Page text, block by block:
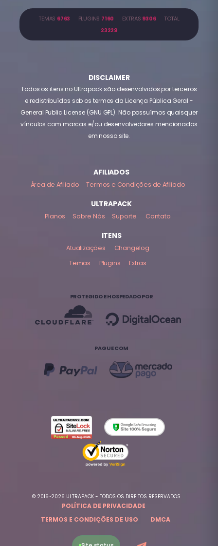
TEMAS 6763 PLUGINS 7160 EXTRAS 9306TOTAL
23229
DISCLAIMER
Todos os itens no Ultrapack são desenvolvidos por terceiros
e redistribuídos sob os termos da Licença Pública Geral -
General Public License (GNU GPL). Não possuímos quaisquer
vínculos com marcas e/ou desenvolvedores mencionados
em nosso site.
AFILIADOS
Área de Afiliado Termos e Condições de Afiliado
ULTRAPACK
Planos Sobre Nós Suporte Contato
ITENS
Atualizações
Changelog
Temas
Plugins Extras
PROTEGIDO E HOSPEDADO POR
PAGUE COM
© 2016~2026 ULTRAPACK - TODOS OS DIREITOS RESERVADOS
POLÍTICA DE PRIVACIDADE
TERMOS E CONDIÇÕES DE USO
DMCA